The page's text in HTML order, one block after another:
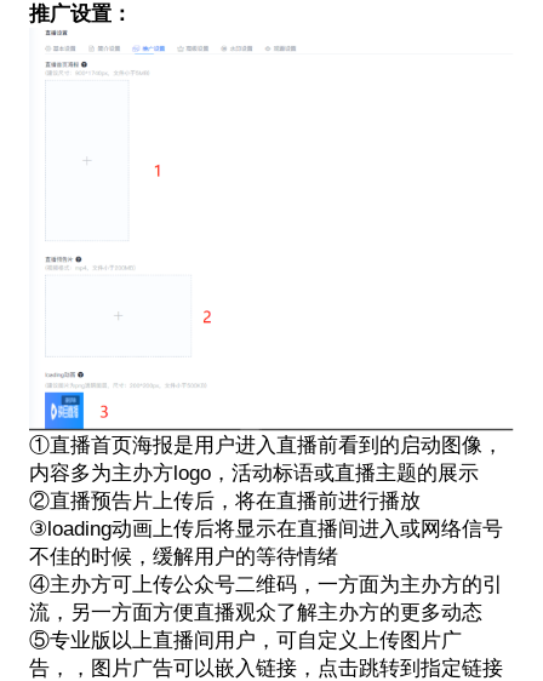
推广设置：
①直播首页海报是用户进入直播前看到的启动图像，
内容多为主办方logo，活动标语或直播主题的展示
②直播预告片上传后，将在直播前进行播放
③loading动画上传后将显示在直播间进入或网络信号
不佳的时候，缓解用户的等待情绪
④主办方可上传公众号二维码，一方面为主办方的引
流，另一方面方便直播观众了解主办方的更多动态
⑤专业版以上直播间用户，可自定义上传图片广
告，，图片广告可以嵌入链接，点击跳转到指定链接